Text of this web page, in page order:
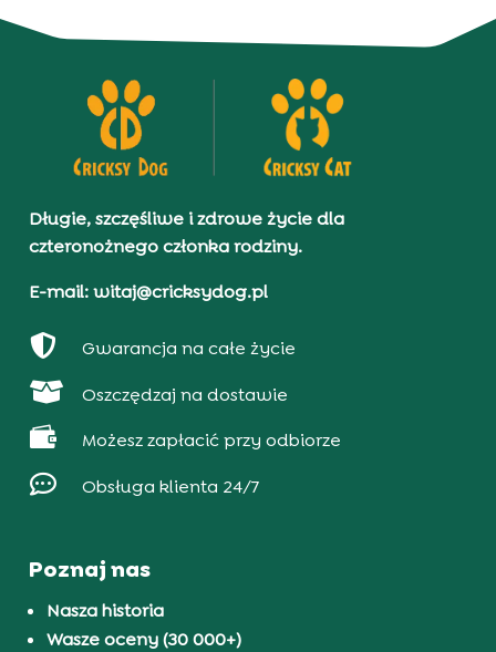
Długie, szczęśliwe i zdrowe życie dla
czteronożnego członka rodziny.
E-mail: witaj@cricksydog.pl
 Gwarancja na całe życie
 Oszczędzaj na dostawie
 Możesz zapłacić przy odbiorze
 Obsługa klienta 24/7
Poznaj nas
Nasza historia
Wasze oceny (30 000+)